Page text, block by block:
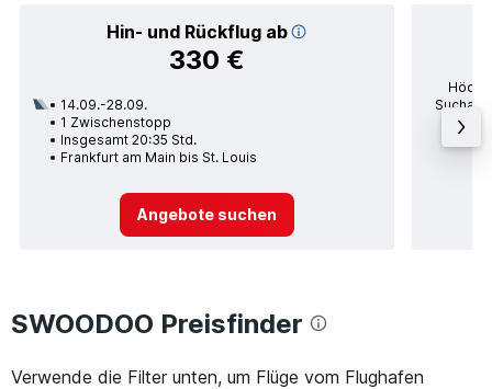
Hin- und Rückflug ab
330 €
14.09.-28.09.
1 Zwischenstopp
Insgesamt 20:35 Std.
Frankfurt am Main bis St. Louis
Angebote suchen
SWOODOO Preisfinder
Verwende die Filter unten, um Flüge vom Flughafen